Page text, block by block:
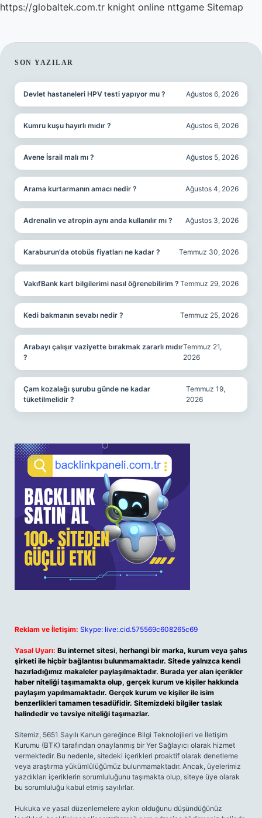
https://globaltek.com.tr knight online nttgame Sitemap
SIDEBAR
SON YAZILAR
Devlet hastaneleri HPV testi yapıyor mu ? Ağustos 6, 2026
Kumru kuşu hayırlı mıdır ? Ağustos 6, 2026
Avene İsrail malı mı ? Ağustos 5, 2026
Arama kurtarmanın amacı nedir ? Ağustos 4, 2026
Adrenalin ve atropin aynı anda kullanılır mı ? Ağustos 3, 2026
Karaburun’da otobüs fiyatları ne kadar ? Temmuz 30, 2026
VakıfBank kart bilgilerimi nasıl öğrenebilirim ? Temmuz 29, 2026
Kedi bakmanın sevabı nedir ? Temmuz 25, 2026
Arabayı çalışır vaziyette bırakmak zararlı mıdır
?
Temmuz 21,
2026
Çam kozalağı şurubu günde ne kadar
tüketilmelidir ?
Temmuz 19,
2026
Reklam ve İletişim: Skype: live:.cid.575569c608265c69
Yasal Uyarı: Bu internet sitesi, herhangi bir marka, kurum veya şahıs
şirketi ile hiçbir bağlantısı bulunmamaktadır. Sitede yalnızca kendi
hazırladığımız makaleler paylaşılmaktadır. Burada yer alan içerikler
haber niteliği taşımamakta olup, gerçek kurum ve kişiler hakkında
paylaşım yapılmamaktadır. Gerçek kurum ve kişiler ile isim
benzerlikleri tamamen tesadüfidir. Sitemizdeki bilgiler taslak
halindedir ve tavsiye niteliği taşımazlar.
Sitemiz, 5651 Sayılı Kanun gereğince Bilgi Teknolojileri ve İletişim
Kurumu (BTK) tarafından onaylanmış bir Yer Sağlayıcı olarak hizmet
vermektedir. Bu nedenle, sitedeki içerikleri proaktif olarak denetleme
veya araştırma yükümlülüğümüz bulunmamaktadır. Ancak, üyelerimiz
yazdıkları içeriklerin sorumluluğunu taşımakta olup, siteye üye olarak
bu sorumluluğu kabul etmiş sayılırlar.
Hukuka ve yasal düzenlemelere aykırı olduğunu düşündüğünüz